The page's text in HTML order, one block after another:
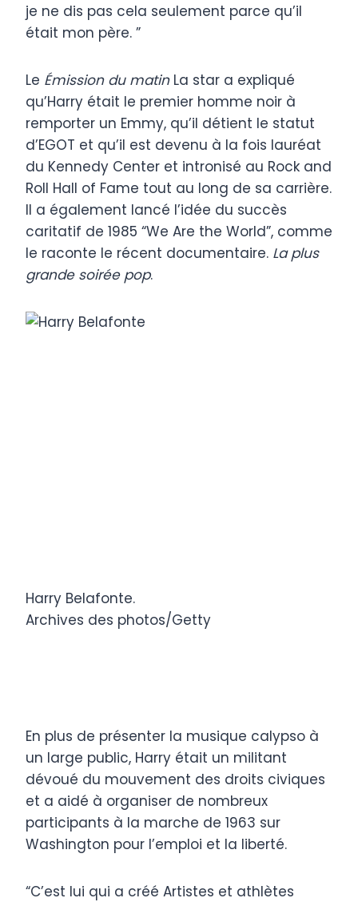
je ne dis pas cela seulement parce qu’il
était mon père. ”
Le Émission du matin La star a expliqué
qu’Harry était le premier homme noir à
remporter un Emmy, qu’il détient le statut
d’EGOT et qu’il est devenu à la fois lauréat
du Kennedy Center et intronisé au Rock and
Roll Hall of Fame tout au long de sa carrière.
Il a également lancé l’idée du succès
caritatif de 1985 “We Are the World”, comme
le raconte le récent documentaire. La plus
grande soirée pop.
Harry Belafonte.
Archives des photos/Getty
En plus de présenter la musique calypso à
un large public, Harry était un militant
dévoué du mouvement des droits civiques
et a aidé à organiser de nombreux
participants à la marche de 1963 sur
Washington pour l’emploi et la liberté.
“C’est lui qui a créé Artistes et athlètes